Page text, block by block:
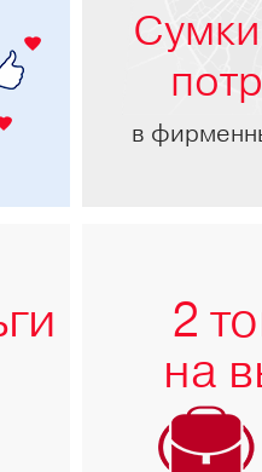
в
2
на